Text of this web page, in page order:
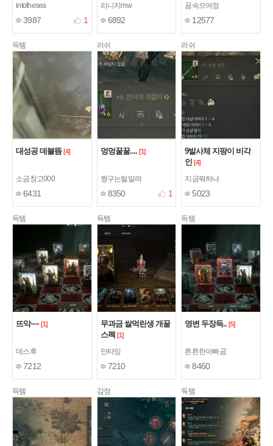
intothesea
3987 1
리니지mw
6892
꿈속으여정
12577
득템
대성공 데블뜸 [4]
소금창고000
6431
러쉬
멍멍꿀꿀.... [1]
짱구는털말려
8350 1
러쉬
9발사체 지팡이 비각
인 [4]
지금뭐하냐
5023
득템
뜨악~~ [1]
데스후
7212
득템
무과금 쌀먹린생 개꿀
스펙 [1]
만타잉
7210
득템
영변 두장득.. [5]
튼튼한아빠곰
8460
득템 감정 득템